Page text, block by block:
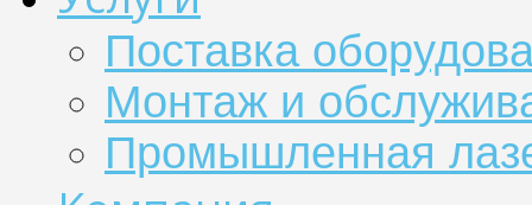
Поставка
Монтаж и
Промышленная